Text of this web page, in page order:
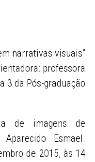
narrativas visuais”
professora
3 da Pós-graduação
de imagens de
Esmael.
de 2015, às 14